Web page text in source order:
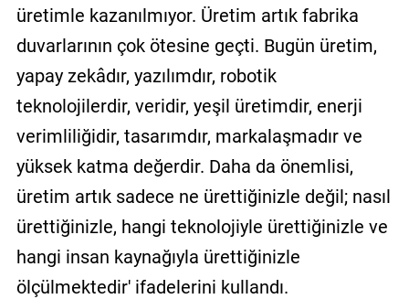
üretimle kazanılmıyor. Üretim artık fabrika
duvarlarının çok ötesine geçti. Bugün üretim,
yapay zekâdır, yazılımdır, robotik
teknolojilerdir, veridir, yeşil üretimdir, enerji
verimliliğidir, tasarımdır, markalaşmadır ve
yüksek katma değerdir. Daha da önemlisi,
üretim artık sadece ne ürettiğinizle değil; nasıl
ürettiğinizle, hangi teknolojiyle ürettiğinizle ve
hangi insan kaynağıyla ürettiğinizle
ölçülmektedir' ifadelerini kullandı.